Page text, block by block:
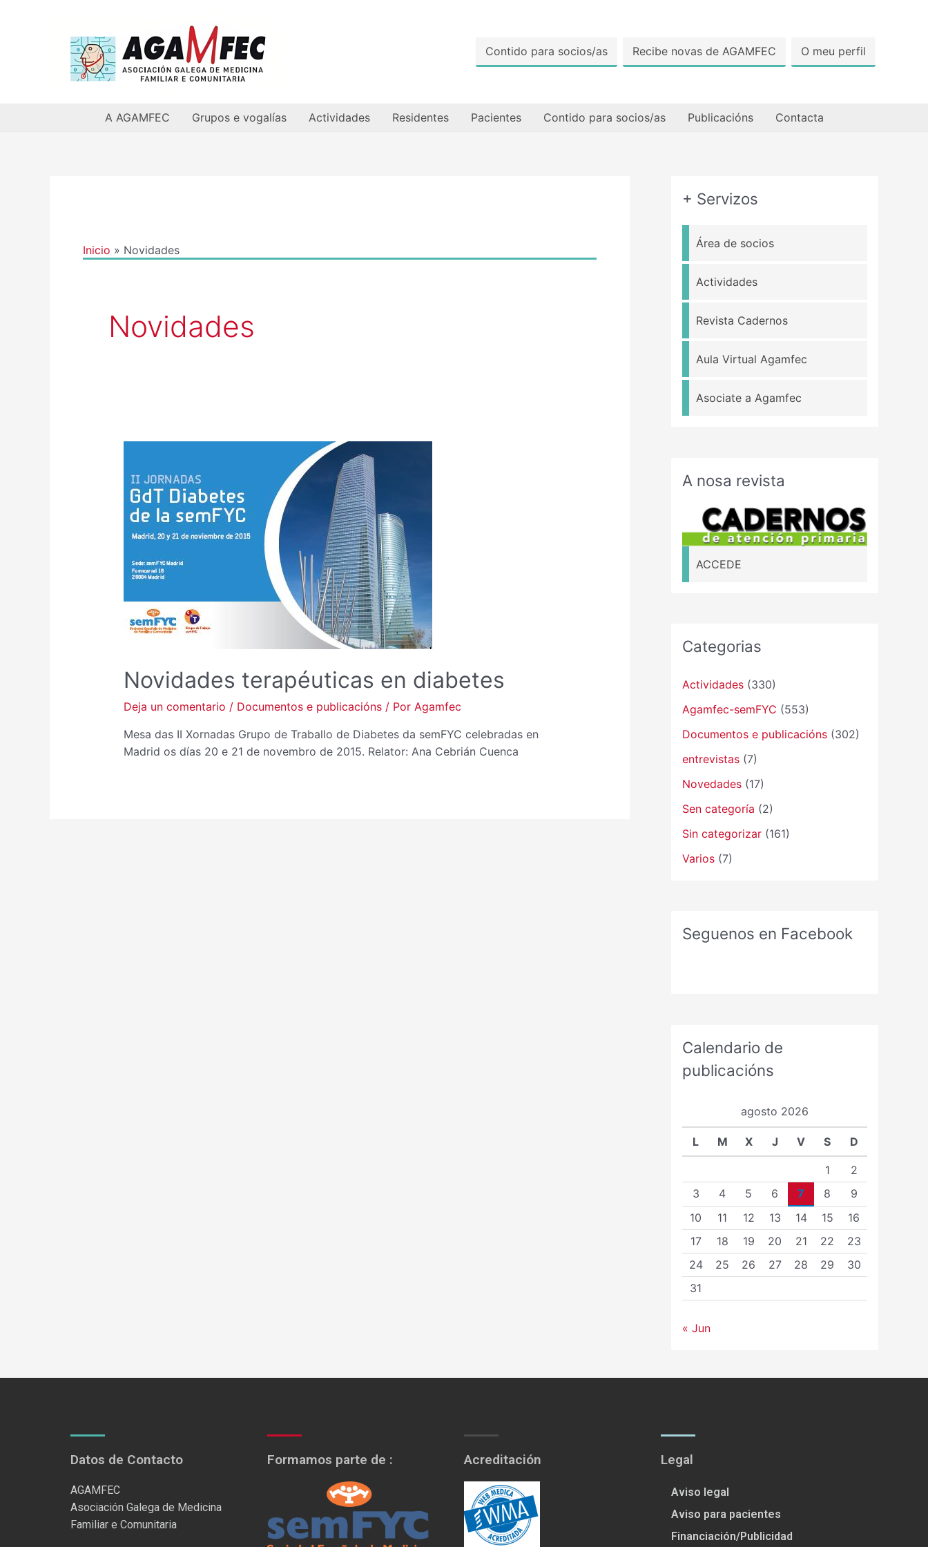
Contido para socios/as Recibe novas de AGAMFEC O meu perfil
A AGAMFEC Grupos e vogalías Actividades Residentes Pacientes Contido para socios/as Publicacións Contacta
Inicio Novidades
Novidades
Novidades terapéuticas en diabetes
Deja un comentario / Documentos e publicacións/ Por Agamfec
Mesa das II Xornadas Grupo de Traballo de Diabetes da semFYC celebradas en
Madrid os días 20 e 21 de novembro de 2015. Relator: Ana Cebrián Cuenca
+ Servizos
Área de socios
Actividades
Revista Cadernos
Aula Virtual Agamfec
Asociate a Agamfec
A nosa revista
ACCEDE
Categorias
Actividades (330)
Agamfec-semFYC (553)
Documentos e publicacións (302)
entrevistas (7)
Novedades (17)
Sen categoría (2)
Sin categorizar (161)
Varios (7)
Seguenos en Facebook
Calendario de
publicacións
agosto 2026
L M X J V S D
1
2
3
4 5 6 7 8
9
10
11 12 13 14 15
16
17
18 19 20 21 22
23
24
25 26 27 28 29
30
31
« Jun
Datos de Contacto
AGAMFEC
Asociación Galega de Medicina
Familiar e Comunitaria
Formamos parte de : Acreditación Legal
Aviso legal
Aviso para pacientes
Financiación/Publicidad